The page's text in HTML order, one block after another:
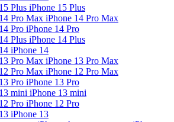
iPhone 15 Plus
iPhone 14 Pro Max
iPhone 14 Pro
iPhone 14 Plus
iPhone 14
iPhone 13 Pro Max
iPhone 12 Pro Max
iPhone 13 Pro
iPhone 13 mini
iPhone 12 Pro
iPhone 13